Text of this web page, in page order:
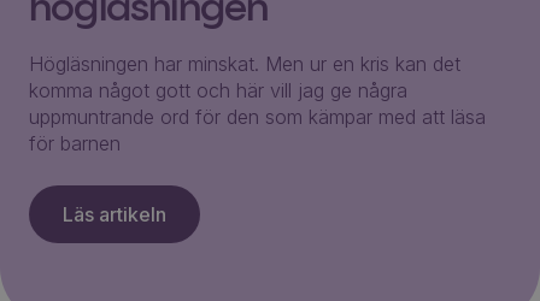
högläsningen
Högläsningen har minskat. Men ur en kris kan det
komma något gott och här vill jag ge några
uppmuntrande ord för den som kämpar med att läsa
för barnen
Läs artikeln